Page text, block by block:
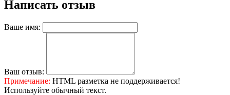
Написать отзыв
Ваше имя:
Ваш отзыв:
Примечание: HTML разметка не поддерживается!
Используйте обычный текст.